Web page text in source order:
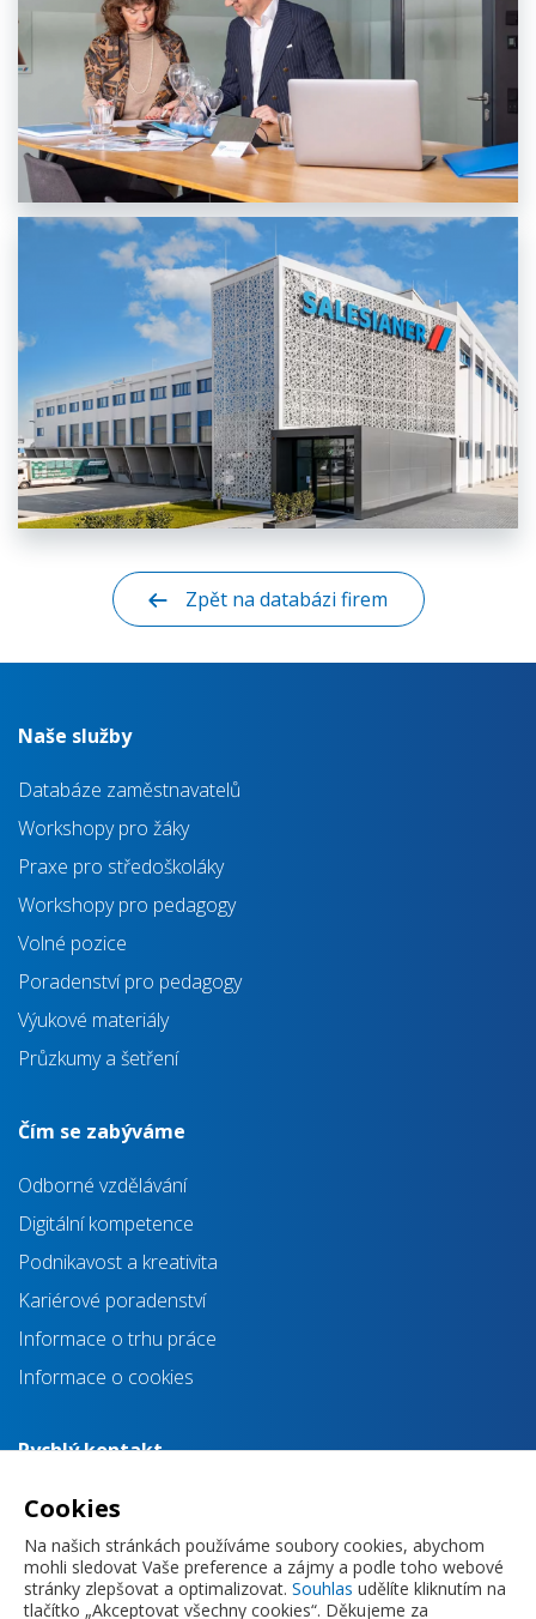
Zpět na databázi firem
Naše služby
Databáze zaměstnavatelů
Workshopy pro žáky
Praxe pro středoškoláky
Workshopy pro pedagogy
Volné pozice
Poradenství pro pedagogy
Výukové materiály
Průzkumy a šetření
Čím se zabýváme
Odborné vzdělávání
Digitální kompetence
Podnikavost a kreativita
Kariérové poradenství
Informace o trhu práce
Informace o cookies
Rychlý kontakt
info@impulsprokarieru.cz
+420 720 830 118
Cookies
Na našich stránkách používáme soubory cookies, abychom
mohli sledovat Vaše preference a zájmy a podle toho webové
stránky zlepšovat a optimalizovat. Souhlas udělíte kliknutím na
tlačítko „Akceptovat všechny cookies“. Děkujeme za